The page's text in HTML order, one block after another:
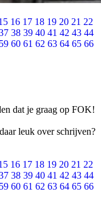
16 17 18 19 20 21 22
38 39 40 41 42 43 44
59 60 61 62 63 64 65 66
dat je graag op FOK!
leuk over schrijven?
16 17 18 19 20 21 22
38 39 40 41 42 43 44
59 60 61 62 63 64 65 66